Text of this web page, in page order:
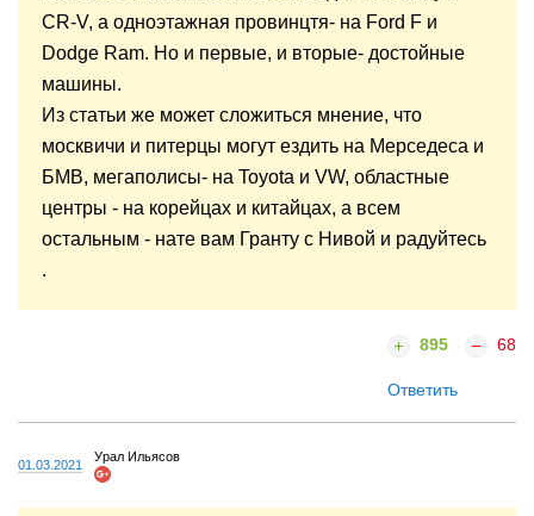
CR-V, а одноэтажная провинцтя- на Ford F и
Dodge Ram. Но и первые, и вторые- достойные
машины.
Из статьи же может сложиться мнение, что
москвичи и питерцы могут ездить на Мерседеса и
БМВ, мегаполисы- на Toyota и VW, областные
центры - на корейцах и китайцах, а всем
остальным - нате вам Гранту с Нивой и радуйтесь
.
895 68
Ответить
01.03.2021
Урал Ильясов